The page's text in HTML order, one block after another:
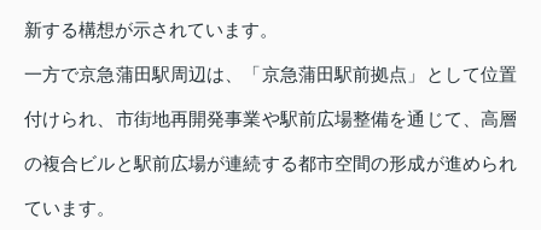
新する構想が示されています。
一方で京急蒲田駅周辺は、「京急蒲田駅前拠点」として位置
付けられ、市街地再開発事業や駅前広場整備を通じて、高層
の複合ビルと駅前広場が連続する都市空間の形成が進められ
ています。